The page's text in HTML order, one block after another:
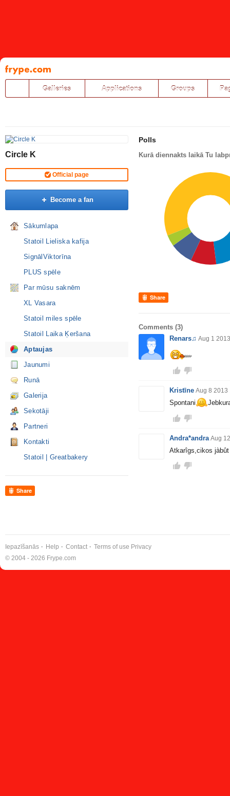
Pāriet
uz
saturu
Galleries Applications Groups
Circle K
Official page
Become a fan
Sākumlapa
Statoil Lieliska kafija
SignālViktorīna
PLUS spēle
Par mūsu saknēm
XL Vasara
Statoil miles spēle
Statoil Laika Ķeršana
Aptaujas
Jaunumi
Runā
Galerija
Sekotāji
Partneri
Kontakti
Statoil | Greatbakery
Share
Polls
Kurā diennakts laikā Tu
Share
Comments (3)
Renars♫ Aug 1
Kristīne Aug 8 2013
Spontani
Andra*andra Aug
Atkarîgs,cikos
Iepazīšanās Help Contact Terms of use Privacy
© 2004 - 2026 Frype.com